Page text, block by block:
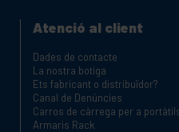
Atenció al client
Dades de contacte
La nostra botiga
Ets fabricant o distribuïdor?
Canal de Denúncies
Carros de càrrega per a
Armaris Rack